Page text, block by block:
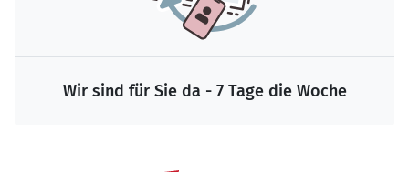
Wir sind für Sie da - 7 Tage die Woche